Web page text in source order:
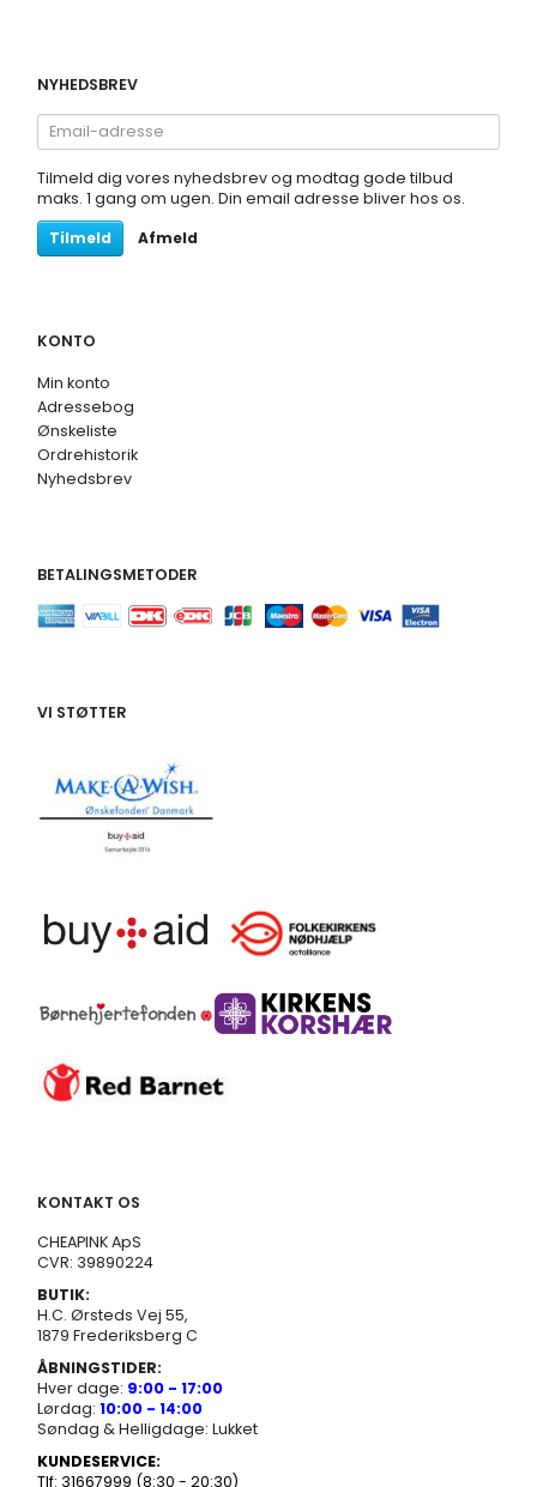
NYHEDSBREV
Email-
adresse
Tilmeld dig vores nyhedsbrev og modtag gode tilbud
maks. 1 gang om ugen. Din email adresse bliver hos os.
Tilmeld
Afmeld
KONTO
Min konto
Adressebog
Ønskeliste
Ordrehistorik
Nyhedsbrev
BETALINGSMETODER
VI STØTTER
KONTAKT OS
CHEAPINK ApS
CVR: 39890224
BUTIK:
H.C. Ørsteds Vej 55,
1879 Frederiksberg C
ÅBNINGSTIDER:
Hver dage: 9:00 - 17:00
Lørdag: 10:00 - 14:00
Søndag & Helligdage: Lukket
KUNDESERVICE:
Tlf: 31667999 (8:30 - 20:30)